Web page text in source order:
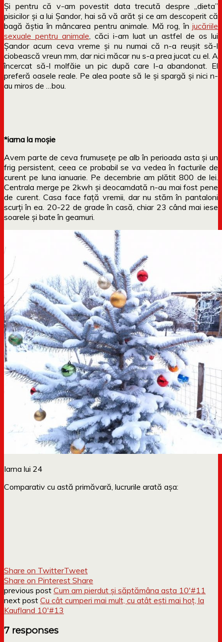
Și pentru că v-am povestit data trecută despre „dieta”
pisicilor și a lui Șandor, hai să vă arăt și ce am descoperit că
bagă ăștia în mâncarea pentru animale. Mă rog, în jucăriile
sexuale pentru animale , căci i-am luat un astfel de os lui
Șandor acum ceva vreme și nu numai că n-a reușit să-l
ciobească vreun mm, dar nici măcar nu s-a prea jucat cu el. A
încercat să-l molfăie un pic după care l-a abandonat. El
preferă oasele reale. Pe alea poate să le și spargă și nici n-
au miros de …bou.
*iarna la moșie
Avem parte de ceva frumusețe pe alb în perioada asta și un
frig persistent, ceea ce probabil se va vedea în facturile de
curent pe luna ianuarie. Pe decembrie am plătit 800 de lei.
Centrala merge pe 2kwh și deocamdată n-au mai fost pene
de curent. Casa face față vremii, dar nu stăm în pantaloni
scurți în ea. 20-22 de grade în casă, chiar 23 când mai iese
soarele și bate în geamuri.
Iarna lui 24
Comparativ cu astă primăvară, lucrurile arată așa:
Share on TwitterTweet
Share on Pinterest Share
previous post Cum am pierdut și săptămâna asta 10′#11
next post Cu cât cumperi mai mult, cu atât ești mai hoț, la
Kaufland 10′#13
7 responses